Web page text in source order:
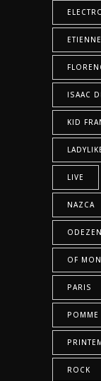
ISAAC
KID
LIVE
NAZCA
OF
PARIS
POMME
ROCK